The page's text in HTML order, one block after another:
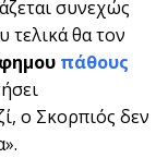
συνεχώς
τελικά θα τον
πάθους
ο Σκορπιός δεν